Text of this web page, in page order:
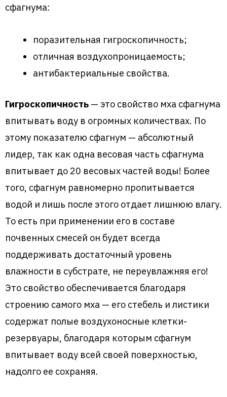
сфагнума:
поразительная гигроскопичность;
отличная воздухопроницаемость;
антибактериальные свойства.
Гигроскопичность — это свойство мха сфагнума
впитывать воду в огромных количествах. По
этому показателю сфагнум — абсолютный
лидер, так как одна весовая часть сфагнума
впитывает до 20 весовых частей воды! Более
того, сфагнум равномерно пропитывается
водой и лишь после этого отдает лишнюю влагу.
То есть при применении его в составе
почвенных смесей он будет всегда
поддерживать достаточный уровень
влажности в субстрате, не переувлажняя его!
Это свойство обеспечивается благодаря
строению самого мха — его стебель и листики
содержат полые воздухоносные клетки-
резервуары, благодаря которым сфагнум
впитывает воду всей своей поверхностью,
надолго ее сохраняя.